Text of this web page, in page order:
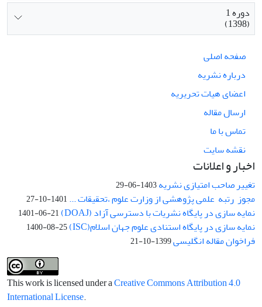
دوره 1
(1398)
صفحه اصلی
درباره نشریه
اعضای هیات تحریریه
ارسال مقاله
تماس با ما
نقشه سایت
اخبار و اعلانات
تغییر صاحب امتیازی نشریه1403-06-29
مجوز رتبه علمی پژوهشی از وزارت علوم ،تحقیقات ...1401-10-27
نمایه سازی در پایگاه نشریات با دسترسی آزاد (DOAJ) 1401-06-21
نمایه سازی در پایگاه استنادی علوم جهان اسلام(ISC) 1400-08-25
فراخوان مقاله انگلیسی1399-10-21
This work is licensed under aCreative Commons Attribution 4.0
International License.